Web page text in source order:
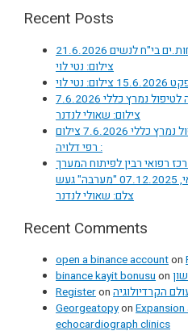
Recent Posts
משפחת בוכריס למען מתמחות.ים בי"ח לנשים 21.6.2026
צילום: נטי לוי
נטי לוי
אירוע פורום לטובת המחלקה לטיפול נמרץ כללי 7.6.2026
צילום: שאולי לנדנר
אירוע פורום לטובת המחלקה לטיפול נמרץ כללי 7.6.2026 צילום
: רפי דלויה
רפואי רבין לפיתוח המערך
לאורתופדיה וחיזוק החוסן הרפואי, 07.12.2025 "מערבה" געש
צלם: שאולי לנדנר
Recent Comments
open a binance accounton
binance kayit bonusuon
Registeronהקרדיולוגיה
Georgeatopyon
echocardiograph clinics